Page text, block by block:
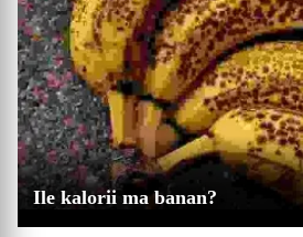
Ile kalorii ma banan?